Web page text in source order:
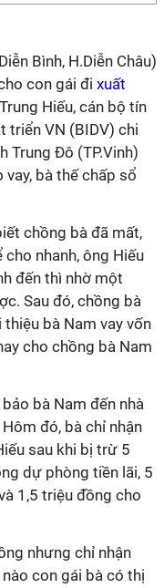
Bình, H.Diễn Châu)
con gái đi xuất
Hiếu, cán bộ tín
triển VN (BIDV) chi
Trung Đô (TP.Vinh)
bà thế chấp sổ
chồng bà đã mất,
cho nhanh, ông Hiếu
đến thì nhờ một
Sau đó, chồng bà
bà Nam vay vốn
cho chồng bà Nam
bà Nam đến nhà
đó, bà chỉ nhận
sau khi bị trừ 5
dự phòng tiền lãi, 5
1,5 triệu đồng cho
nhưng chỉ nhận
con gái bà có thị